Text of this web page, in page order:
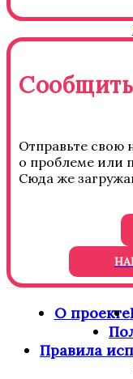
Отправьте свою
о проблеме или
Сюда же
О проекте
Правила